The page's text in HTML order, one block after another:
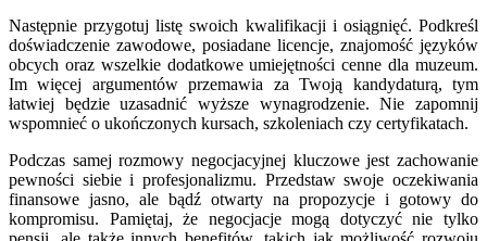
Następnie przygotuj listę swoich kwalifikacji i osiągnięć. Podkreśl
doświadczenie zawodowe, posiadane licencje, znajomość języków
obcych oraz wszelkie dodatkowe umiejętności cenne dla muzeum.
Im więcej argumentów przemawia za Twoją kandydaturą, tym
łatwiej będzie uzasadnić wyższe wynagrodzenie. Nie zapomnij
wspomnieć o ukończonych kursach, szkoleniach czy certyfikatach.
Podczas samej rozmowy negocjacyjnej kluczowe jest zachowanie
pewności siebie i profesjonalizmu. Przedstaw swoje oczekiwania
finansowe jasno, ale bądź otwarty na propozycje i gotowy do
kompromisu. Pamiętaj, że negocjacje mogą dotyczyć nie tylko